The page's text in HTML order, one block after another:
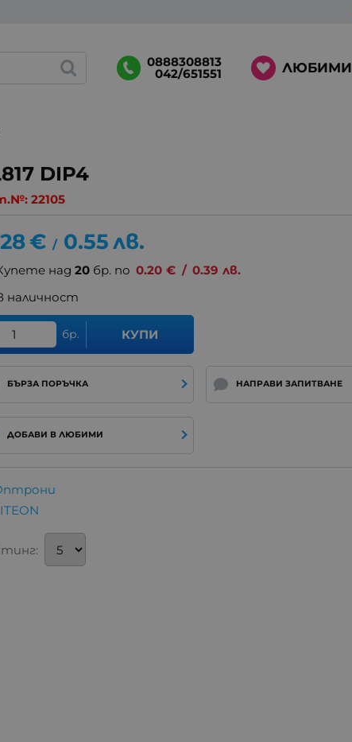
0888308813
042/651551 ЛЮБИМИ
DIP4
22105
€ / 0.55лв.
над 20бр. по 0.20 € / 0.39 лв.
наличност
бр. КУПИ
БЪРЗА ПОРЪЧКА НАПРАВИ ЗАПИТВАНЕ
ДОБАВИ В ЛЮБИМИ